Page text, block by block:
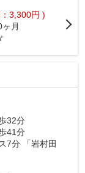
3,300円 )
ヶ月
32分
41分
7分 「岩村田